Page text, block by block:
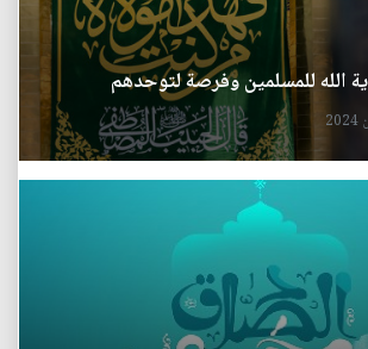
الله للمسلمين وفرصة لتوحدهم